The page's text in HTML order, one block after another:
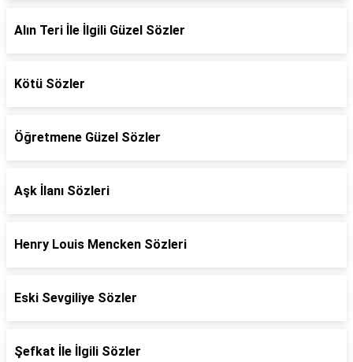
Alın Teri İle İlgili Güzel Sözler
Kötü Sözler
Öğretmene Güzel Sözler
Aşk İlanı Sözleri
Henry Louis Mencken Sözleri
Eski Sevgiliye Sözler
Şefkat İle İlgili Sözler